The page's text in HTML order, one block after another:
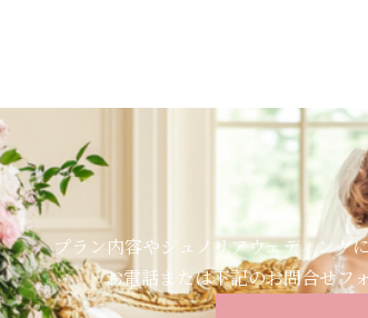
プラン内容やジュノリアウェディング
お電話または下記のお問合せフ